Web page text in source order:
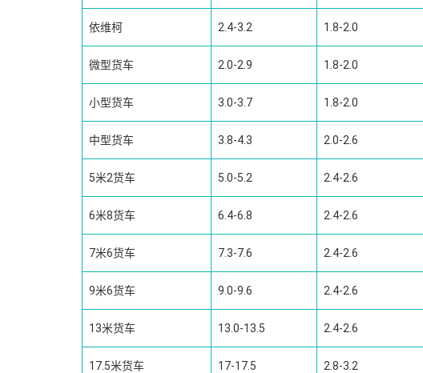
依维柯 2.4-3.2 1.8-2.0
微型货车 2.0-2.9 1.8-2.0
小型货车 3.0-3.7 1.8-2.0
中型货车 3.8-4.3 2.0-2.6
5米2货车 5.0-5.2 2.4-2.6
6米8货车 6.4-6.8 2.4-2.6
7米6货车 7.3-7.6 2.4-2.6
9米6货车 9.0-9.6 2.4-2.6
13米货车 13.0-13.5 2.4-2.6
17.5米货车 17-17.5 2.8-3.2